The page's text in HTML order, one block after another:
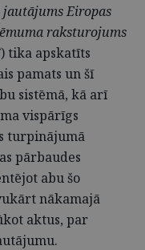
jautājums Eiropas
raksturojums
) tika apskatīts
pamats un šī
sistēmā, kā arī
vispārīgs
turpinājumā
pārbaudes
abu šo
nākamajā
aktus, par